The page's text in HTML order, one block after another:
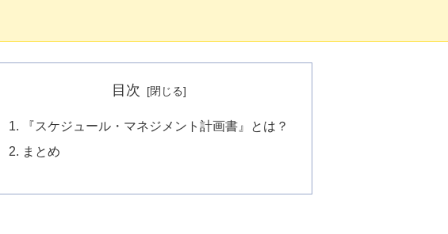
目次
『スケジュール・マネジメント計画書』とは？
まとめ